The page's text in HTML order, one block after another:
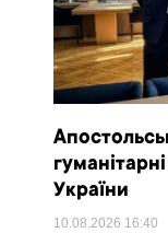
України
10.08.2026 16:40